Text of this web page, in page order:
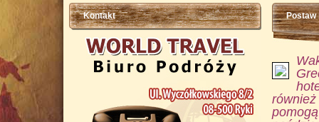
Kontakt Postaw